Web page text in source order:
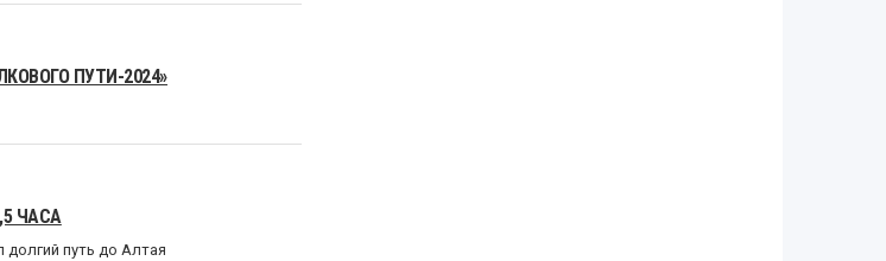
ПУТИ-2024»
ЧАСА
путь до Алтая